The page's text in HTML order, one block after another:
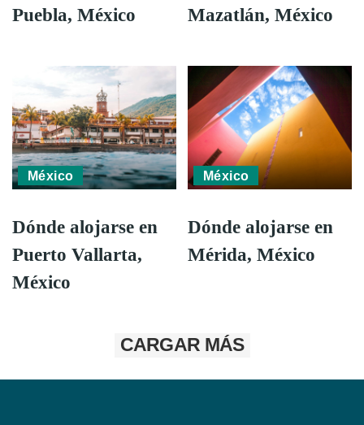
Puebla, México
Mazatlán, México
México
Dónde alojarse en
Puerto Vallarta,
México
México
Dónde alojarse en
Mérida, México
CARGAR MÁS